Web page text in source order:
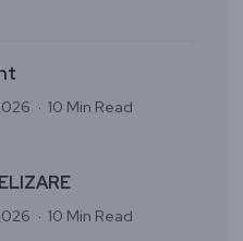
10 Min Read
10 Min Read